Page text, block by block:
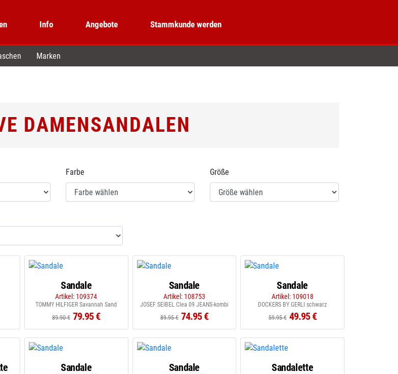
Info Angebote Stammkunde werden
Marken
DAMENSANDALEN
Farbe Größe
Sandale
Artikel: 109374
TOMMY HILFIGER Savannah Sand
89.90 € 79.95 €
Sandale
Artikel: 108753
JOSEF SEIBEL Clea 09 JEANS-kombi
89.95 € 74.95 €
Sandale
Artikel: 109018
DOCKERS BY GERLI schwarz
59.95 € 49.95 €
Sandale Sandale Sandalette